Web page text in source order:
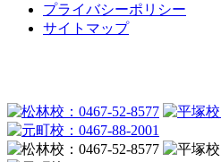
プライバシーポリシー
サイトマップ